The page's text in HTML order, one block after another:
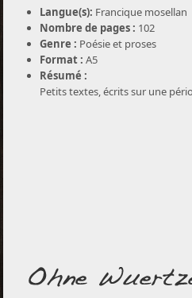
Langue(s): Francique mosellan
Nombre de pages : 102
Genre : Poésie et proses
Format : A5
Résumé :
Petits textes, écrits sur une